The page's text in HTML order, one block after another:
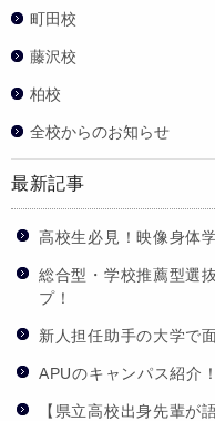
町田校
藤沢校
柏校
全校からのお知らせ
最新記事
高校生必見！映像身体
総合型・学校推薦型選
プ！
新人担任助手の大学で
APUのキャンパス紹介！
【県立高校出身先輩が